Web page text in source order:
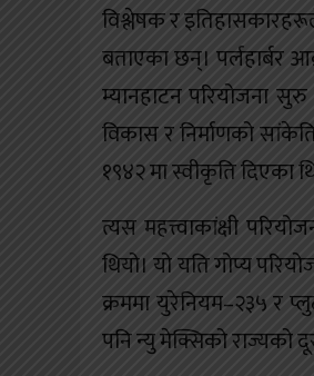
विश्लेषक र
बताएका छन्। पर्लहार्बर
म्यानहाटन परियोजना सुरु
विकास र निर्माणको
१९४२ मा स्वीकृति दिएका
त्यस महत्त्वाकांक्षी
थियो। यो यति गोप्य
क्रममा युरेनियम–२३५ र
पनि न्यु मेक्सिको राज्यको